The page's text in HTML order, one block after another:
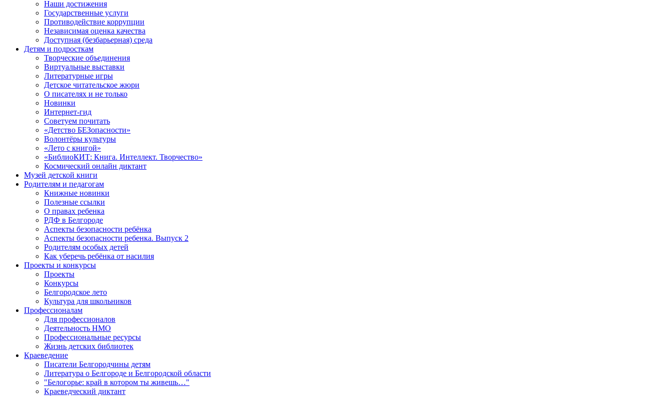
Наши достижения
Государственные услуги
Противодействие коррупции
Независимая оценка качества
Доступная (безбарьерная) среда
Детям и подросткам
Творческие объединения
Виртуальные выставки
Литературные игры
Детское читательское жюри
О писателях и не только
Новинки
Интернет-гид
Советуем почитать
«Детство БЕЗопасности»
Волонтёры культуры
«Лето с книгой»
«БиблиоКИТ: Книга. Интеллект. Творчество»
Космический онлайн диктант
Музей детской книги
Родителям и педагогам
Книжные новинки
Полезные ссылки
О правах ребенка
РДФ в Белгороде
Аспекты безопасности ребёнка
Аспекты безопасности ребенка. Выпуск 2
Родителям особых детей
Как уберечь ребёнка от насилия
Проекты и конкурсы
Проекты
Конкурсы
Белгородское лето
Культура для школьников
Профессионалам
Для профессионалов
Деятельность НМО
Профессиональные ресурсы
Жизнь детских библиотек
Краеведение
Писатели Белгородчины детям
Литература о Белгороде и Белгородской области
"Белогорье: край в котором ты живешь…"
Краеведческий диктант